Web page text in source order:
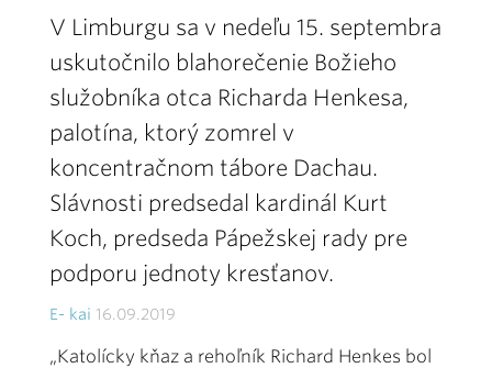
V Limburgu sa v nedeľu 15. septembra
uskutočnilo blahorečenie Božieho
služobníka otca Richarda Henkesa,
palotína, ktorý zomrel v
koncentračnom tábore Dachau.
Slávnosti predsedal kardinál Kurt
Koch, predseda Pápežskej rady pre
podporu jednoty kresťanov.
E- kai 16.09.2019
„Katolícky kňaz a rehoľník Richard Henkes bol